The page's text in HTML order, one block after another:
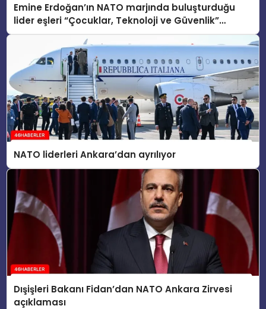
Emine Erdoğan’ın NATO marjında buluşturduğu
lider eşleri “Çocuklar, Teknoloji ve Güvenlik”
konusunu ele aldı
NATO liderleri Ankara’dan ayrılıyor
Dışişleri Bakanı Fidan’dan NATO Ankara Zirvesi
açıklaması